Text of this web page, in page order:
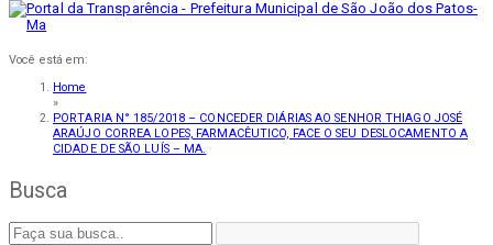
Você está em:
Home
»
PORTARIA N° 185/2018 – CONCEDER DIÁRIAS AO SENHOR THIAGO JOSÉ
ARAÚJO CORREA LOPES, FARMACÊUTICO, FACE O SEU DESLOCAMENTO A
CIDADE DE SÃO LUÍS – MA.
Busca